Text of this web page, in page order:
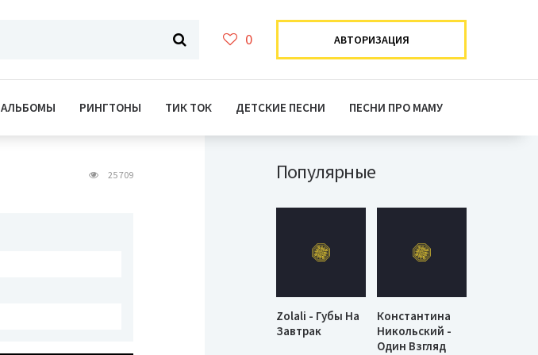
0 АВТОРИЗАЦИЯ
АЛЬБОМЫ РИНГТОНЫ ТИК ТОК ДЕТСКИЕ ПЕСНИ ПЕСНИ ПРО МАМУ
25 709 Популярные
Zolali - Губы На
Завтрак
Константина
Никольский -
Один Взгляд